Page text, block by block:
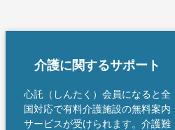
介護に関するサポート
心託（しんたく）会員になると全
国対応で有料介護施設の無料案内
サービスが受けられます。介護難